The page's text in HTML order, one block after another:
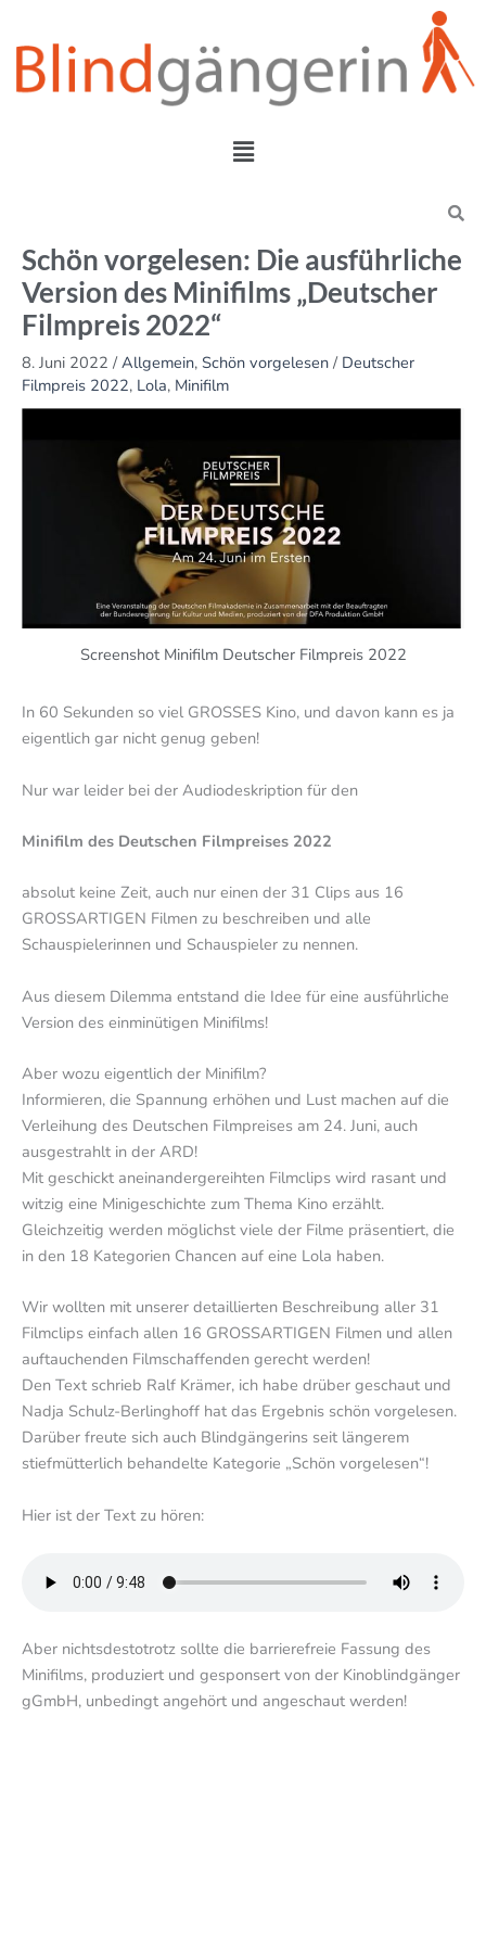
springen
Menü
Search
Schön vorgelesen: Die ausführliche
Version des Minifilms „Deutscher
Filmpreis 2022“
8. Juni 2022 /Allgemein, Schön vorgelesen / Deutscher
Filmpreis 2022, Lola, Minifilm
Screenshot Minifilm Deutscher Filmpreis 2022
In 60 Sekunden so viel GROSSES Kino, und davon kann es ja
eigentlich gar nicht genug geben!
Nur war leider bei der Audiodeskription für den
Minifilm des Deutschen Filmpreises 2022
absolut keine Zeit, auch nur einen der 31 Clips aus 16
GROSSARTIGEN Filmen zu beschreiben und alle
Schauspielerinnen und Schauspieler zu nennen.
Aus diesem Dilemma entstand die Idee für eine ausführliche
Version des einminütigen Minifilms!
Aber wozu eigentlich der Minifilm?
Informieren, die Spannung erhöhen und Lust machen auf die
Verleihung des Deutschen Filmpreises am 24. Juni, auch
ausgestrahlt in der ARD!
Mit geschickt aneinandergereihten Filmclips wird rasant und
witzig eine Minigeschichte zum Thema Kino erzählt.
Gleichzeitig werden möglichst viele der Filme präsentiert, die
in den 18 Kategorien Chancen auf eine Lola haben.
Wir wollten mit unserer detaillierten Beschreibung aller 31
Filmclips einfach allen 16 GROSSARTIGEN Filmen und allen
auftauchenden Filmschaffenden gerecht werden!
Den Text schrieb Ralf Krämer, ich habe drüber geschaut und
Nadja Schulz-Berlinghoff hat das Ergebnis schön vorgelesen.
Darüber freute sich auch Blindgängerins seit längerem
stiefmütterlich behandelte Kategorie „Schön vorgelesen“!
Hier ist der Text zu hören:
Aber nichtsdestotrotz sollte die barrierefreie Fassung des
Minifilms, produziert und gesponsert von der Kinoblindgänger
gGmbH, unbedingt angehört und angeschaut werden!